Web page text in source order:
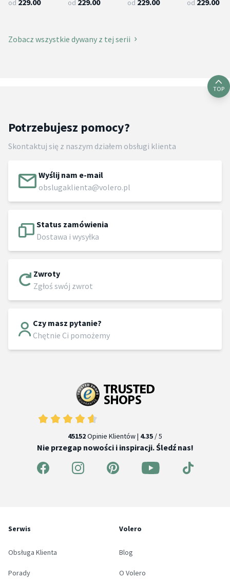
od od od od
Zobacz wszystkie dywany z tej serii
TOP
Potrzebujesz pomocy?
Skontaktuj się z naszym działem obsługi klienta
Wyślij nam e-mail
obslugaklienta@volero.pl
Status zamówienia
Dostawa i wysyłka
Zwroty
Zgłoś swój zwrot
Czy masz pytanie?
Chętnie Ci pomożemy
45152Opinie Klientów | 4.35 / 5
Nie przegap nowości i inspiracji. Śledź nas!
Serwis
Obsługa Klienta
Porady
Volero
Blog
O Volero